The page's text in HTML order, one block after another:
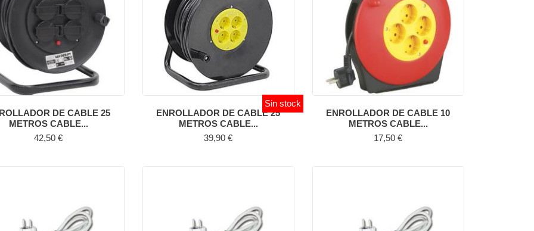
DE CABLE 25
METROS CABLE...
Precio
42,50 €
ENROLLADOR DE CABLE 25
METROS CABLE...
Sin stock
Precio
39,90 €
ENROLLADOR DE CABLE 10
METROS CABLE...
Precio
17,50 €